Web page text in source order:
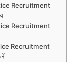
Recruitment
Recruitment
Recruitment